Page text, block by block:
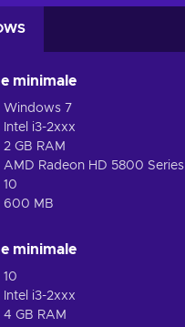
minimale
Windows 7
Intel i3-2xxx
2 GB RAM
AMD Radeon HD 5800 Series
10
600 MB
minimale
10
Intel i3-2xxx
4 GB RAM